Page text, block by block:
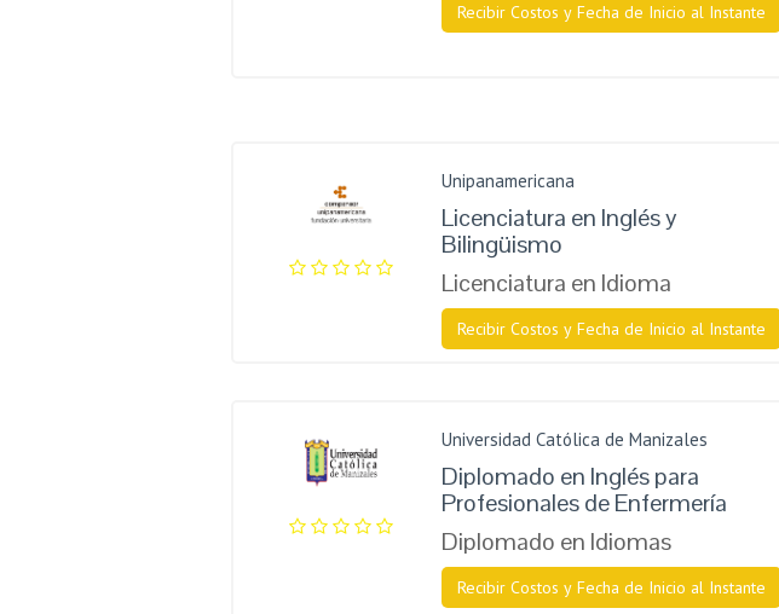
Recibir Costos y Fecha de Inicio al Instante
Unipanamericana
Licenciatura en Inglés y
Bilingüismo
Licenciatura en Idioma
Recibir Costos y Fecha de Inicio al Instante
Universidad Católica de Manizales
Diplomado en Inglés para
Profesionales de Enfermería
Diplomado en Idiomas
Recibir Costos y Fecha de Inicio al Instante